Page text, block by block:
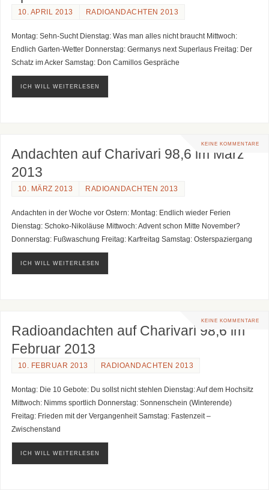
10. APRIL 2013 RADIOANDACHTEN 2013
Montag: Sehn-Sucht Dienstag: Was man alles nicht braucht Mittwoch:
Endlich Garten-Wetter Donnerstag: Germanys next Superlaus Freitag: Der
Schatz im Acker Samstag: Don Camillos Gespräche
ICH WILL WEITERLESEN
KEINE KOMMENTARE
Andachten auf Charivari 98,6 im März
2013
10. MÄRZ 2013 RADIOANDACHTEN 2013
Andachten in der Woche vor Ostern: Montag: Endlich wieder Ferien
Dienstag: Schoko-Nikoläuse Mittwoch: Advent schon Mitte November?
Donnerstag: Fußwaschung Freitag: Karfreitag Samstag: Osterspaziergang
ICH WILL WEITERLESEN
KEINE KOMMENTARE
Radioandachten auf Charivari 98,6 im
Februar 2013
10. FEBRUAR 2013 RADIOANDACHTEN 2013
Montag: Die 10 Gebote: Du sollst nicht stehlen Dienstag: Auf dem Hochsitz
Mittwoch: Nimms sportlich Donnerstag: Sonnenschein (Winterende)
Freitag: Frieden mit der Vergangenheit Samstag: Fastenzeit –
Zwischenstand
ICH WILL WEITERLESEN